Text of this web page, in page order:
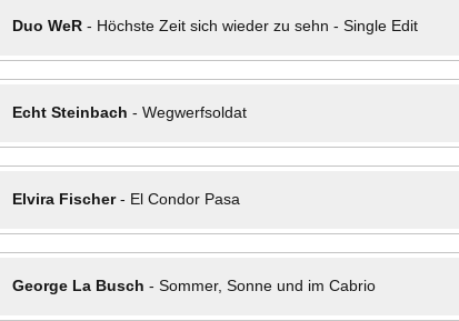
Duo WeR- Höchste Zeit sich wieder zu sehn - Single Edit
Echt Steinbach - Wegwerfsoldat
Elvira Fischer- El Condor Pasa
George La Busch - Sommer, Sonne und im Cabrio